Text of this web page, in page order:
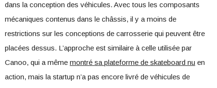
dans la conception des véhicules. Avec tous les composants
mécaniques contenus dans le châssis, il y a moins de
restrictions sur les conceptions de carrosserie qui peuvent être
placées dessus. L’approche est similaire à celle utilisée par
Canoo, qui a même montré sa plateforme de skateboard nu en
action, mais la startup n’a pas encore livré de véhicules de